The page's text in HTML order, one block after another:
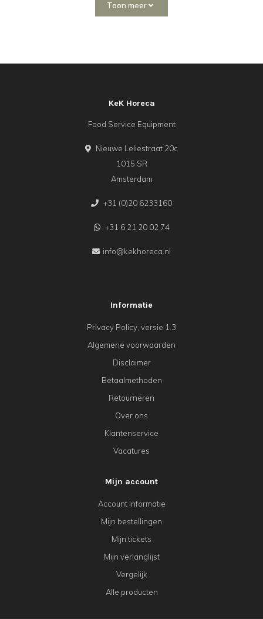
Toon meer
KeK Horeca
Food Service Equipment
Nieuwe Leliestraat 20c
1015 SR
Amsterdam
+31 (0)20 6233160
+31 6 21 20 02 74
info@kekhoreca.nl
Informatie
Privacy Policy, versie 1.3
Algemene voorwaarden
Disclaimer
Betaalmethoden
Retourneren
Over ons
Klantenservice
Vacatures
Mijn account
Account informatie
Mijn bestellingen
Mijn tickets
Mijn verlanglijst
Vergelijk
Alle producten